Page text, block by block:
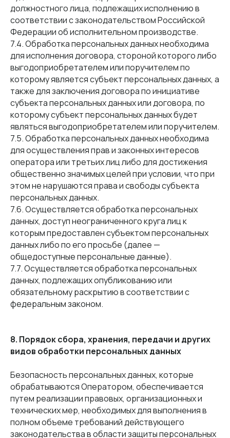
должностного лица, подлежащих исполнению в
соответствии с законодательством Российской
Федерации об исполнительном производстве.
7.4. Обработка персональных данных необходима
для исполнения договора, стороной которого либо
выгодоприобретателем или поручителем по
которому является субъект персональных данных, а
также для заключения договора по инициативе
субъекта персональных данных или договора, по
которому субъект персональных данных будет
являться выгодоприобретателем или поручителем.
7.5. Обработка персональных данных необходима
для осуществления прав и законных интересов
оператора или третьих лиц либо для достижения
общественно значимых целей при условии, что при
этом не нарушаются права и свободы субъекта
персональных данных.
7.6. Осуществляется обработка персональных
данных, доступ неограниченного круга лиц к
которым предоставлен субъектом персональных
данных либо по его просьбе (далее —
общедоступные персональные данные).
7.7. Осуществляется обработка персональных
данных, подлежащих опубликованию или
обязательному раскрытию в соответствии с
федеральным законом.
8. Порядок сбора, хранения, передачи и других
видов обработки персональных данных
Безопасность персональных данных, которые
обрабатываются Оператором, обеспечивается
путем реализации правовых, организационных и
технических мер, необходимых для выполнения в
полном объеме требований действующего
законодательства в области защиты персональных